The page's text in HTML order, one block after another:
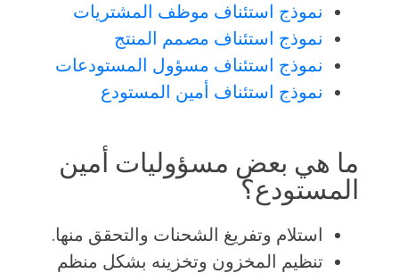
نموذج استئناف موظف المشتريات
نموذج استئناف مصمم المنتج
نموذج استئناف مسؤول المستودعات
نموذج استئناف أمين المستودع
ما هي بعض مسؤوليات أمين
المستودع؟
استلام وتفريغ الشحنات والتحقق منها.
تنظيم المخزون وتخزينه بشكل منظم